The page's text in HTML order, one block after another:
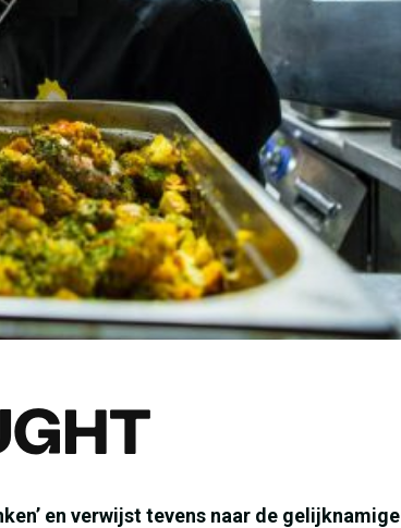
en verwijst tevens naar de gelijknamige